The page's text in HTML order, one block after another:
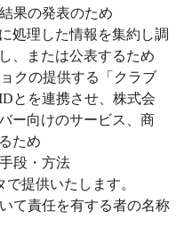
果の発表のため
処理した情報を集約し調
、または公表するため
クの提供する「クラブ
とを連携させ、株式会
ー向けのサービス、商
ため
段・方法
提供いたします。
て責任を有する者の名称